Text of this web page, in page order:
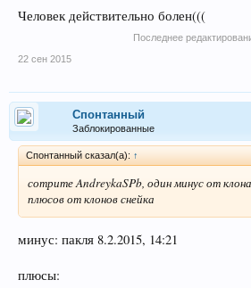
Человек действительно болен(((
Последнее
22 сен 2015
Спонтанный
Заблокированные
Спонтанный сказал(а): ↑
сотрите AndreykaSPb, один минус от
плюсов от клонов снейка
минус: пакля 8.2.2015, 14:21
плюсы: